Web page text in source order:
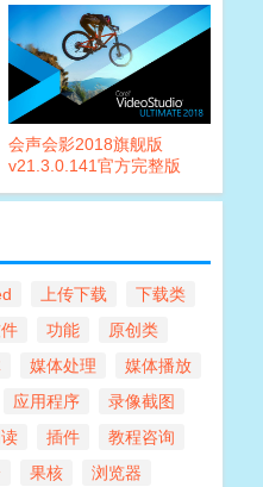
会声会影2018旗舰版
v21.3.0.141官方完整版
上传下载
下载类
功能
原创类
媒体处理
媒体播放
应用程序
录像截图
插件
教程咨询
果核
浏览器